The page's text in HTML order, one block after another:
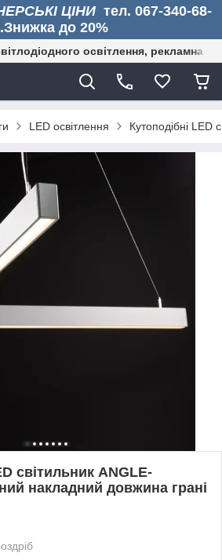
ЦІНИтел. 067-340-68-
до 20%
освітлення, рекламна
LED освітлення Кутоподібні LED
світильник ANGLE-
накладний довжина грані